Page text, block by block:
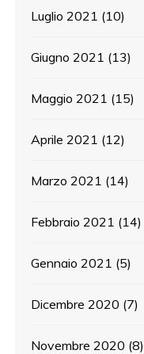
Luglio 2021 (10)
Giugno 2021 (13)
Maggio 2021 (15)
Aprile 2021 (12)
Marzo 2021 (14)
Febbraio 2021 (14)
Gennaio 2021 (5)
Dicembre 2020 (7)
Novembre 2020 (8)